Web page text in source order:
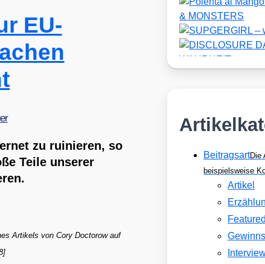
EU-
zu ruinieren, so
Teile unserer
Arti­kels von Cory Doc­to­row auf
BeitragsartDie
beispielsweise
Artikel